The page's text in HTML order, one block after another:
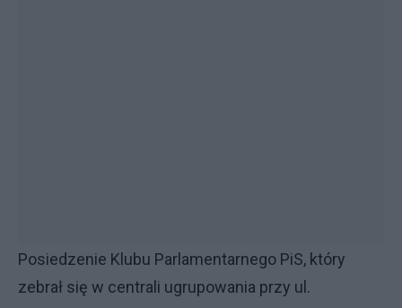
Posiedzenie Klubu Parlamentarnego PiS, który
zebrał się w centrali ugrupowania przy ul.